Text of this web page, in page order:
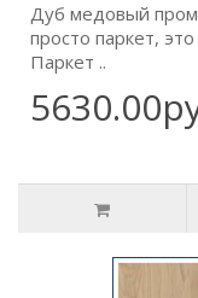
Дуб медовый
просто паркет,
Паркет ..